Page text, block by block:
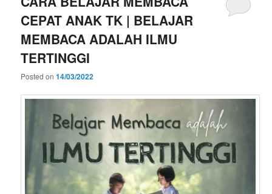
CEPAT ANAK TK | BELAJAR
MEMBACA ADALAH ILMU
TERTINGGI
Posted on14/03/2022